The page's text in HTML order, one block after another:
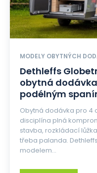
MODELY OBYTNÝCH
Dethleffs
obytná
podélným
Obytná dodávka pro 4
disciplína plná
stavba, rozkládací
třeba palanda.
modelem...